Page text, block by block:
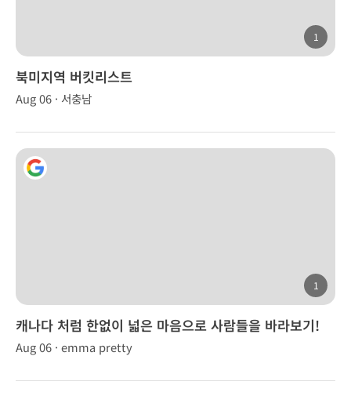
1
북미지역 버킷리스트
Aug 06 · 서충남
1
캐나다 처럼 한없이 넓은 마음으로 사람들을 바라보기!
Aug 06 · emma pretty